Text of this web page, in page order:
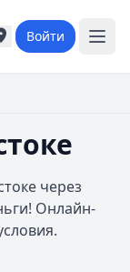
России
России
Войти
через
Онлайн-